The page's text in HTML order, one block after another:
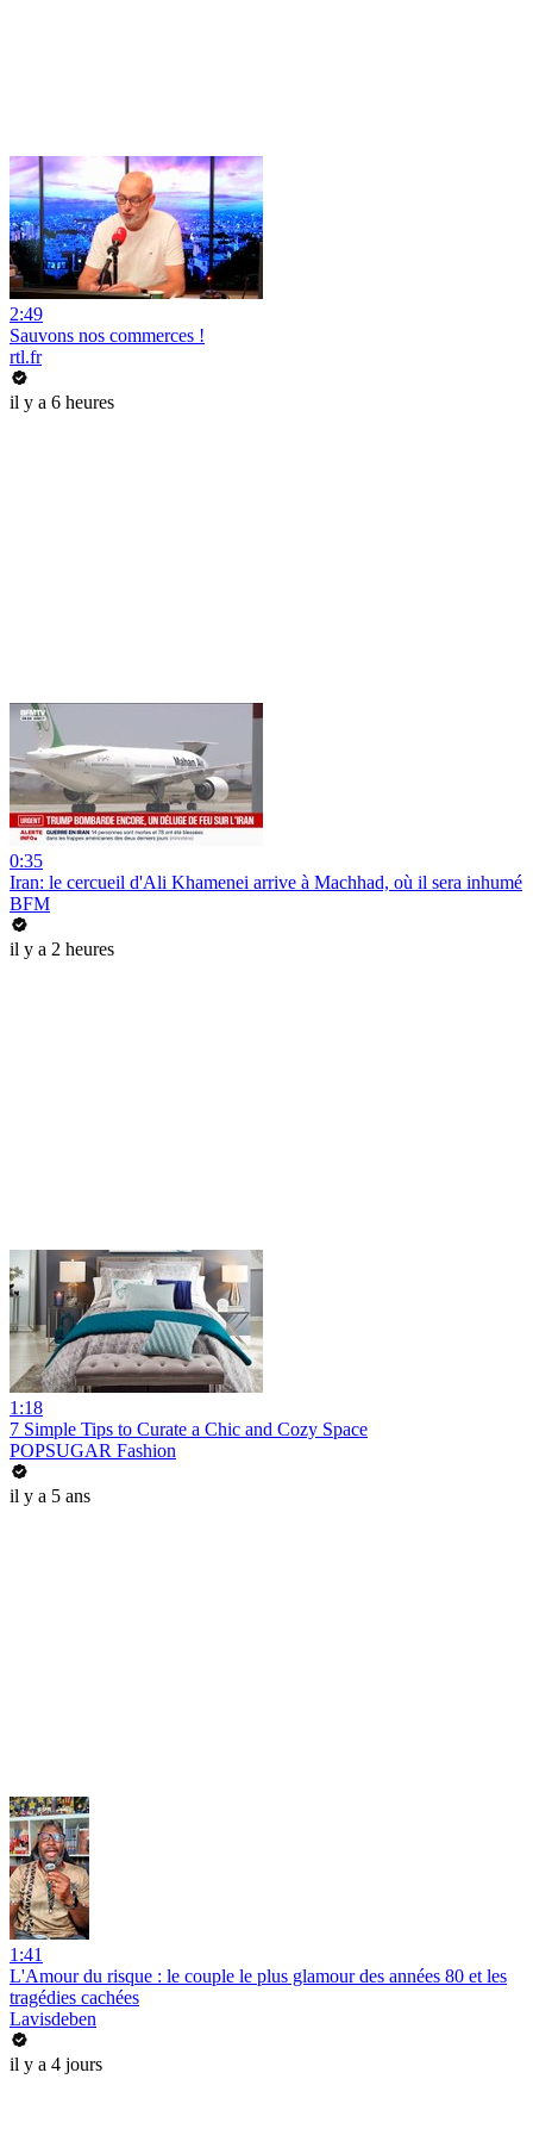
2:49
Sauvons nos commerces !
rtl.fr
il y a 6 heures
0:35
Iran: le cercueil d'Ali Khamenei arrive à Machhad, où il sera inhumé
BFM
il y a 2 heures
1:18
7 Simple Tips to Curate a Chic and Cozy Space
POPSUGAR Fashion
il y a 5 ans
1:41
L'Amour du risque : le couple le plus glamour des années 80 et les
tragédies cachées
Lavisdeben
il y a 4 jours